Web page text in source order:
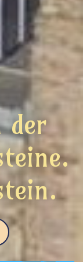
der